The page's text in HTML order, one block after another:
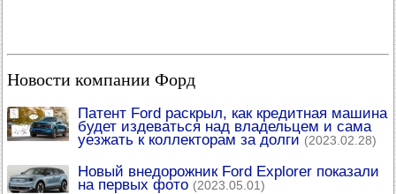
Новости компании Форд
Патент Ford раскрыл, как кредитная машина
будет издеваться над владельцем и сама
уезжать к коллекторам за долги (2023.02.28)
Новый внедорожник Ford Explorer показали
на первых фото (2023.05.01)